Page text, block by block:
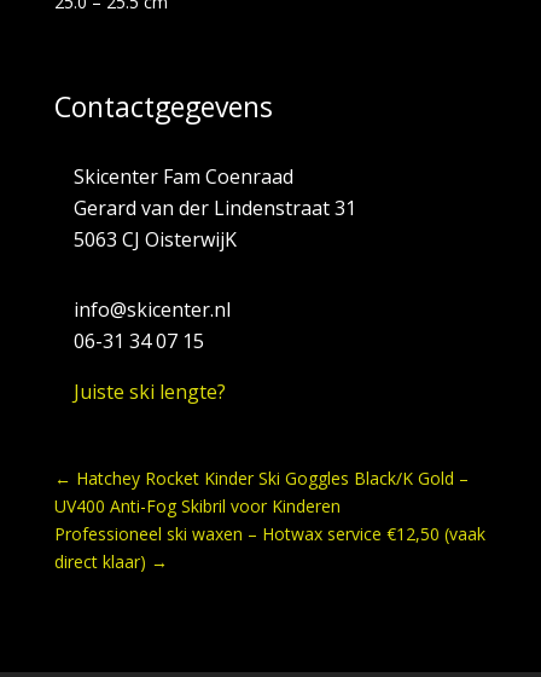
Contactgegevens
Skicenter Fam Coenraad
Gerard van der Lindenstraat 31
5063 CJ OisterwijK
info@skicenter.nl
06-31 34 07 15
Juiste ski lengte?
← Hatchey Rocket Kinder Ski Goggles Black/K Gold –
UV400 Anti-Fog Skibril voor Kinderen
Professioneel ski waxen – Hotwax service €12,50 (vaak
direct klaar) →